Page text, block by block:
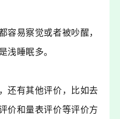
容易察觉或者被吵醒，
浅睡眠多。
还有其他评价，比如去
价和量表评价等评价方